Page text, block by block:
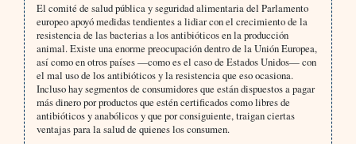
El comité de salud pública y seguridad alimentaria del Parlamento
europeo apoyó medidas tendientes a lidiar con el crecimiento de la
resistencia de las bacterias a los antibióticos en la producción
animal. Existe una enorme preocupación dentro de la Unión Europea,
así como en otros países —como es el caso de Estados Unidos— con
el mal uso de los antibióticos y la resistencia que eso ocasiona.
Incluso hay segmentos de consumidores que están dispuestos a pagar
más dinero por productos que estén certificados como libres de
antibióticos y anabólicos y que por consiguiente, traigan ciertas
ventajas para la salud de quienes los consumen.